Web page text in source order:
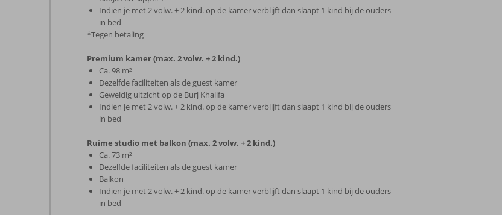
Indien je met 2 volw. + 2 kind. op de kamer verblijft dan slaapt 1 kind bij de ouders
in bed
*Tegen betaling
Premium kamer (max. 2 volw. + 2 kind.)
Ca. 98 m²
Dezelfde faciliteiten als de guest kamer
Geweldig uitzicht op de Burj Khalifa
Indien je met 2 volw. + 2 kind. op de kamer verblijft dan slaapt 1 kind bij de ouders
in bed
Ruime studio met balkon (max. 2 volw. + 2 kind.)
Ca. 73 m²
Dezelfde faciliteiten als de guest kamer
Balkon
Indien je met 2 volw. + 2 kind. op de kamer verblijft dan slaapt 1 kind bij de ouders
in bed